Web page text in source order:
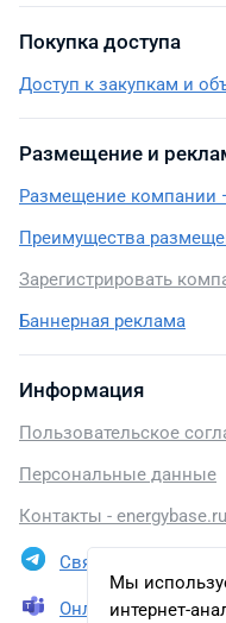
Мы
интернет-
Покупка доступа
Доступ к закупкам и
Размещение и
Размещение компании
Преимущества
Зарегистрировать
Баннерная реклама
Информация
Пользовательское
Персональные данные
Контакты - energybase.ru
Связаться в
Онлайн